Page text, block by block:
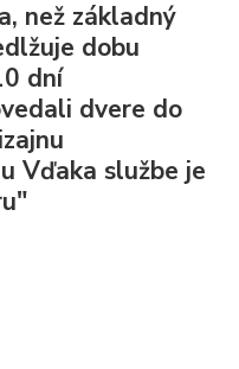
než základný
dobu
dní
dvere do
Vďaka službe je